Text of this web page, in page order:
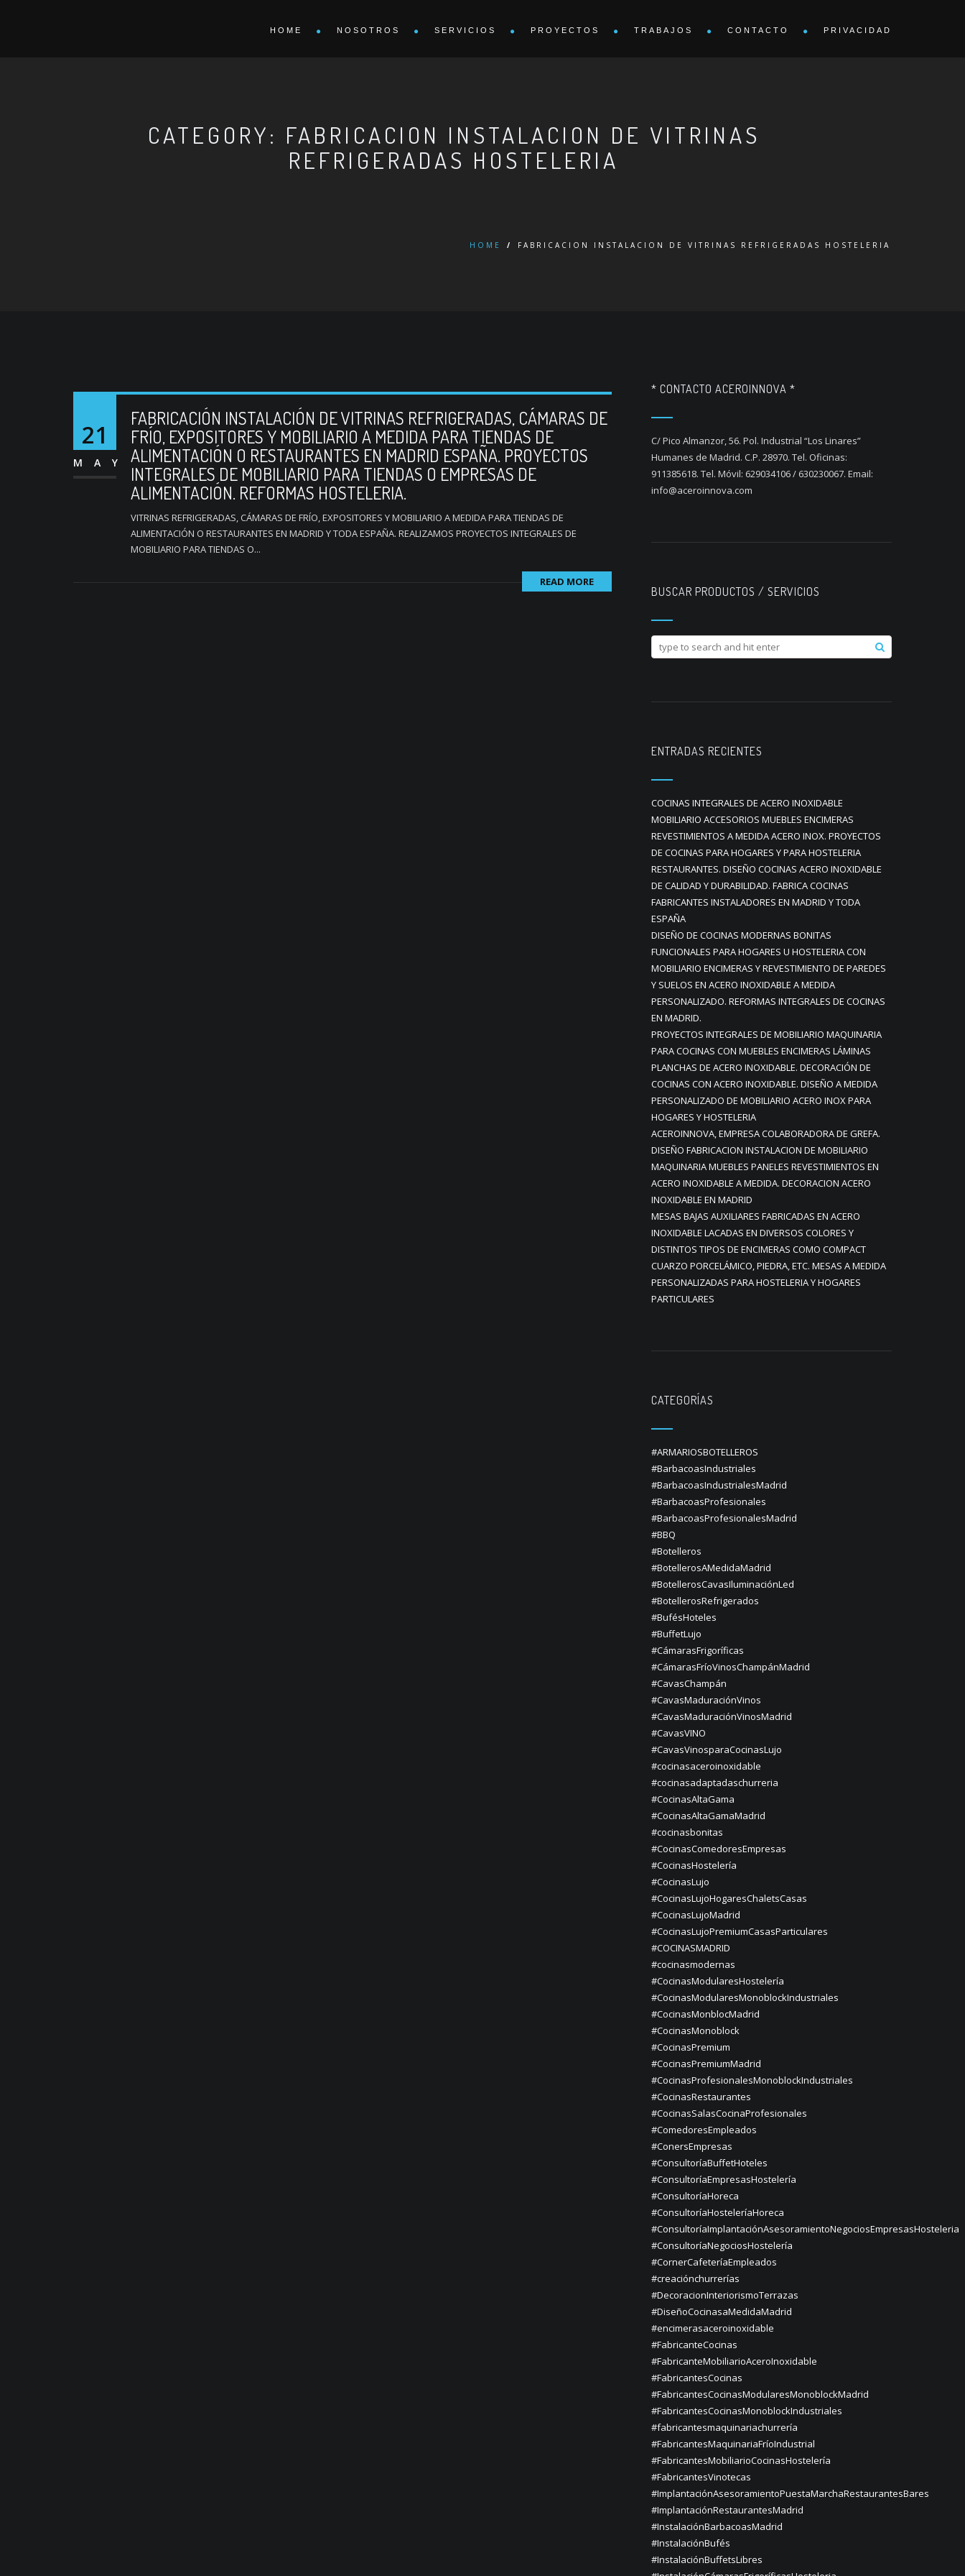
HOME NOSOTROS SERVICIOS PROYECTOS TRABAJOS CONTACTO PRIVACIDAD
CATEGORY: FABRICACION INSTALACION DE VITRINAS
REFRIGERADAS HOSTELERIA
HOME / FABRICACION INSTALACION DE VITRINAS REFRIGERADAS HOSTELERIA
21
MAY
FABRICACIÓN INSTALACIÓN DE VITRINAS REFRIGERADAS, CÁMARAS DE
FRÍO, EXPOSITORES Y MOBILIARIO A MEDIDA PARA TIENDAS DE
ALIMENTACIÓN O RESTAURANTES EN MADRID ESPAÑA. PROYECTOS
INTEGRALES DE MOBILIARIO PARA TIENDAS O EMPRESAS DE
ALIMENTACIÓN. REFORMAS HOSTELERIA.
VITRINAS REFRIGERADAS, CÁMARAS DE FRÍO, EXPOSITORES Y MOBILIARIO A MEDIDA PARA TIENDAS DE
ALIMENTACIÓN O RESTAURANTES EN MADRID Y TODA ESPAÑA. REALIZAMOS PROYECTOS INTEGRALES DE
MOBILIARIO PARA TIENDAS O...
READ MORE
* CONTACTO ACEROINNOVA *
C/ Pico Almanzor, 56. Pol. Industrial “Los Linares”
Humanes de Madrid. C.P. 28970. Tel. Oficinas:
911385618. Tel. Móvil: 629034106 / 630230067. Email:
info@aceroinnova.com
BUSCAR PRODUCTOS / SERVICIOS
ENTRADAS RECIENTES
COCINAS INTEGRALES DE ACERO INOXIDABLE
MOBILIARIO ACCESORIOS MUEBLES ENCIMERAS
REVESTIMIENTOS A MEDIDA ACERO INOX. PROYECTOS
DE COCINAS PARA HOGARES Y PARA HOSTELERIA
RESTAURANTES. DISEÑO COCINAS ACERO INOXIDABLE
DE CALIDAD Y DURABILIDAD. FABRICA COCINAS
FABRICANTES INSTALADORES EN MADRID Y TODA
ESPAÑA
DISEÑO DE COCINAS MODERNAS BONITAS
FUNCIONALES PARA HOGARES U HOSTELERIA CON
MOBILIARIO ENCIMERAS Y REVESTIMIENTO DE PAREDES
Y SUELOS EN ACERO INOXIDABLE A MEDIDA
PERSONALIZADO. REFORMAS INTEGRALES DE COCINAS
EN MADRID.
PROYECTOS INTEGRALES DE MOBILIARIO MAQUINARIA
PARA COCINAS CON MUEBLES ENCIMERAS LÁMINAS
PLANCHAS DE ACERO INOXIDABLE. DECORACIÓN DE
COCINAS CON ACERO INOXIDABLE. DISEÑO A MEDIDA
PERSONALIZADO DE MOBILIARIO ACERO INOX PARA
HOGARES Y HOSTELERIA
ACEROINNOVA, EMPRESA COLABORADORA DE GREFA.
DISEÑO FABRICACION INSTALACION DE MOBILIARIO
MAQUINARIA MUEBLES PANELES REVESTIMIENTOS EN
ACERO INOXIDABLE A MEDIDA. DECORACION ACERO
INOXIDABLE EN MADRID
MESAS BAJAS AUXILIARES FABRICADAS EN ACERO
INOXIDABLE LACADAS EN DIVERSOS COLORES Y
DISTINTOS TIPOS DE ENCIMERAS COMO COMPACT
CUARZO PORCELÁMICO, PIEDRA, ETC. MESAS A MEDIDA
PERSONALIZADAS PARA HOSTELERIA Y HOGARES
PARTICULARES
CATEGORÍAS
#ARMARIOSBOTELLEROS
#BarbacoasIndustriales
#BarbacoasIndustrialesMadrid
#BarbacoasProfesionales
#BarbacoasProfesionalesMadrid
#BBQ
#Botelleros
#BotellerosAMedidaMadrid
#BotellerosCavasIluminaciónLed
#BotellerosRefrigerados
#BufésHoteles
#BuffetLujo
#CámarasFrigoríficas
#CámarasFríoVinosChampánMadrid
#CavasChampán
#CavasMaduraciónVinos
#CavasMaduraciónVinosMadrid
#CavasVINO
#CavasVinosparaCocinasLujo
#cocinasaceroinoxidable
#cocinasadaptadaschurreria
#CocinasAltaGama
#CocinasAltaGamaMadrid
#cocinasbonitas
#CocinasComedoresEmpresas
#CocinasHostelería
#CocinasLujo
#CocinasLujoHogaresChaletsCasas
#CocinasLujoMadrid
#CocinasLujoPremiumCasasParticulares
#COCINASMADRID
#cocinasmodernas
#CocinasModularesHostelería
#CocinasModularesMonoblockIndustriales
#CocinasMonblocMadrid
#CocinasMonoblock
#CocinasPremium
#CocinasPremiumMadrid
#CocinasProfesionalesMonoblockIndustriales
#CocinasRestaurantes
#CocinasSalasCocinaProfesionales
#ComedoresEmpleados
#ConersEmpresas
#ConsultoríaBuffetHoteles
#ConsultoríaEmpresasHostelería
#ConsultoríaHoreca
#ConsultoríaHosteleríaHoreca
#ConsultoríaImplantaciónAsesoramientoNegociosEmpresasHosteleria
#ConsultoríaNegociosHostelería
#CornerCafeteríaEmpleados
#creaciónchurrerías
#DecoracionInteriorismoTerrazas
#DiseñoCocinasaMedidaMadrid
#encimerasaceroinoxidable
#FabricanteCocinas
#FabricanteMobiliarioAceroInoxidable
#FabricantesCocinas
#FabricantesCocinasModularesMonoblockMadrid
#FabricantesCocinasMonoblockIndustriales
#fabricantesmaquinariachurrería
#FabricantesMaquinariaFríoIndustrial
#FabricantesMobiliarioCocinasHostelería
#FabricantesVinotecas
#ImplantaciónAsesoramientoPuestaMarchaRestaurantesBares
#ImplantaciónRestaurantesMadrid
#InstalaciónBarbacoasMadrid
#InstalaciónBufés
#InstalaciónBuffetsLibres